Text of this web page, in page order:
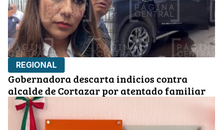
REGIONAL
Gobernadora descarta indicios contra
alcalde de Cortazar por atentado familiar